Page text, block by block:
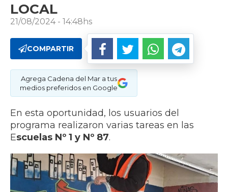
LOCAL
21/08/2024 - 14:48hs
COMPARTIR
Agrega Cadena del Mar a tus
medios preferidos en Google
En esta oportunidad, los usuarios del
programa realizaron varias tareas en las
Escuelas Nº 1 y Nº 87.